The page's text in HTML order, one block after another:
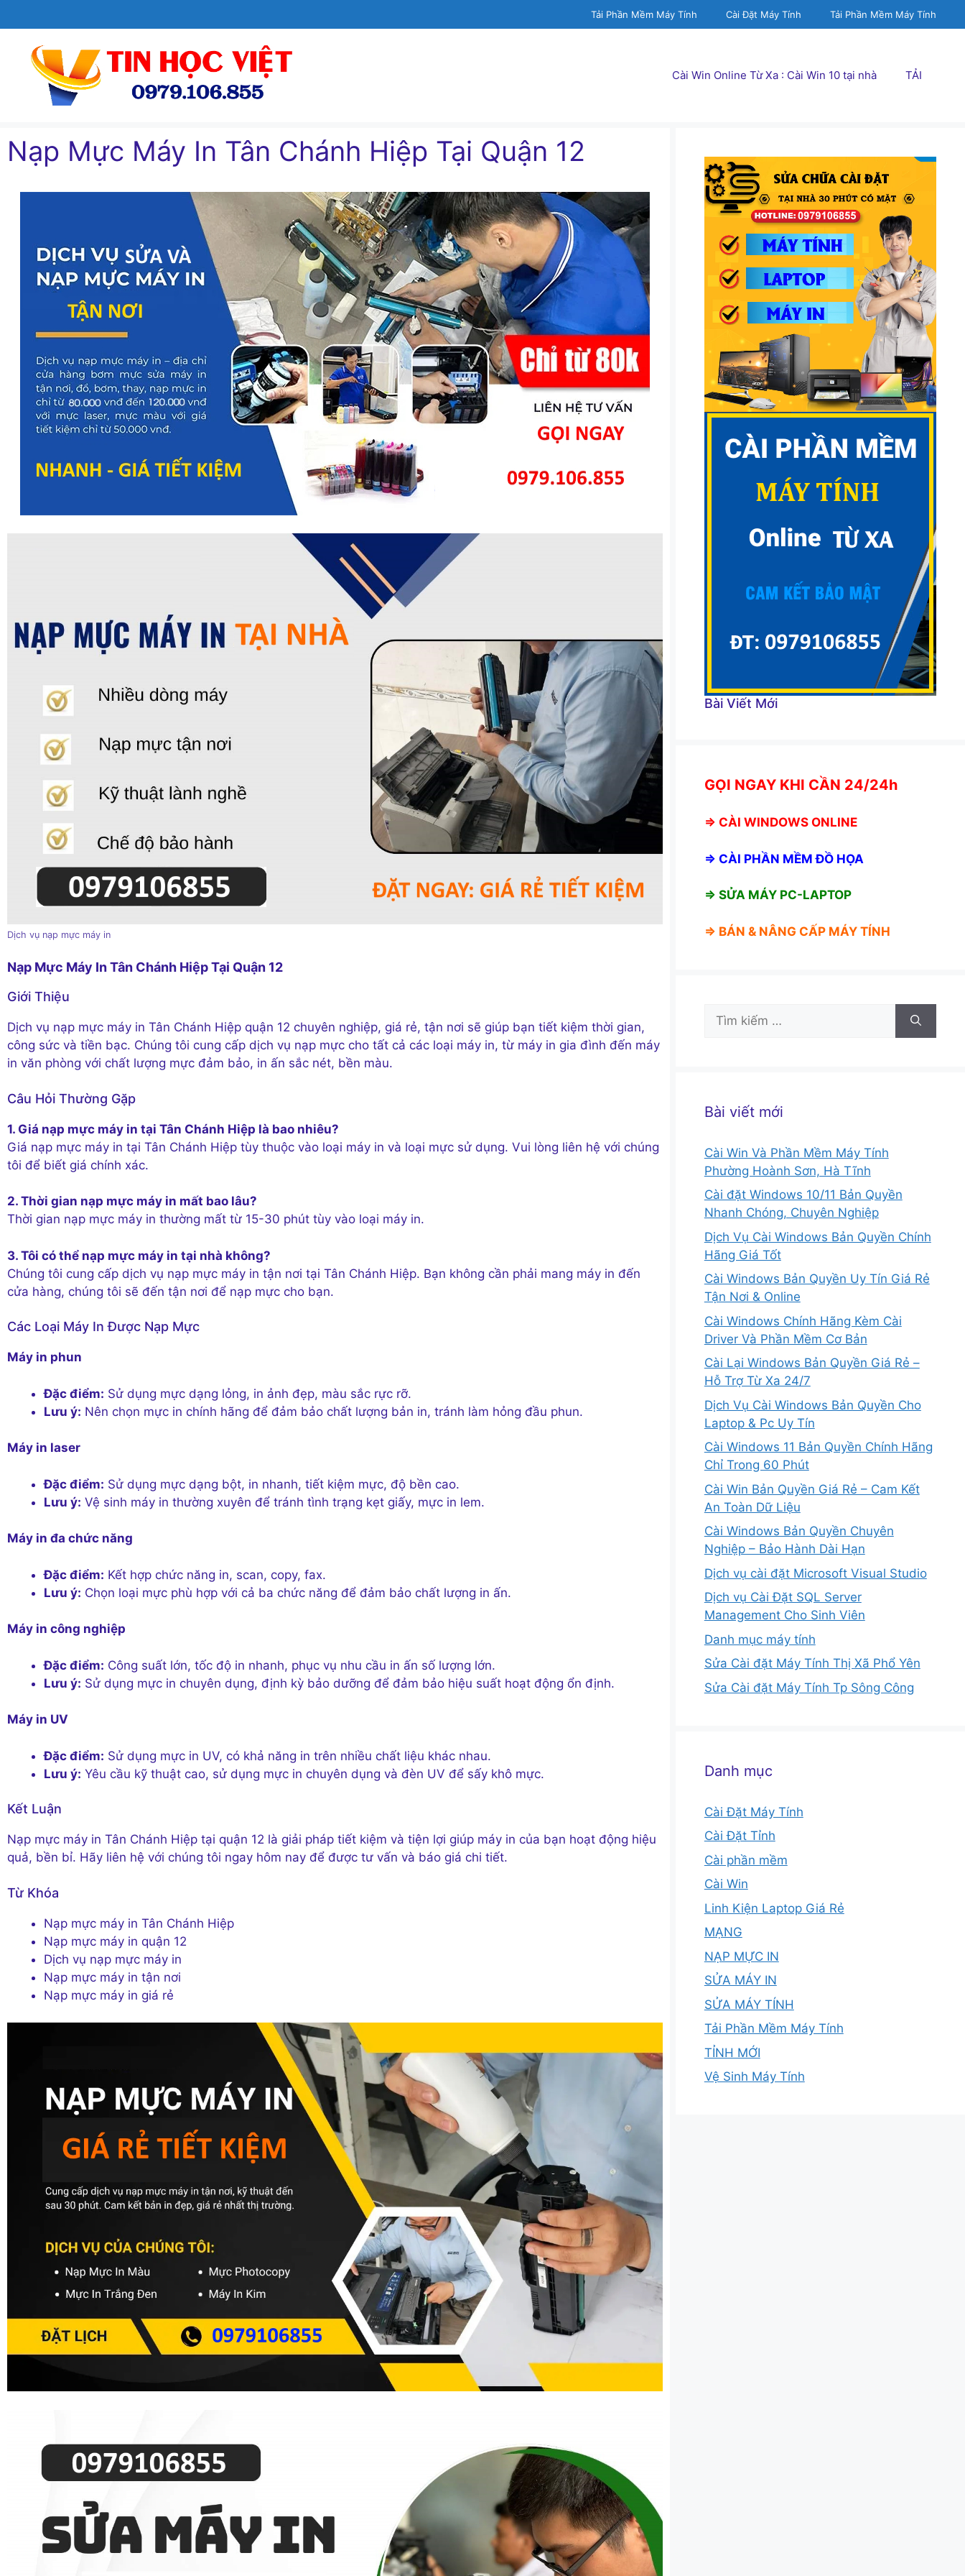
đến
Tải Phần Mềm Máy Tính Cài Đặt Máy Tính Tải Phần Mềm Máy Tính
Cài Win Online Từ Xa : Cài Win 10 tại nhà TẢI
Nạp Mực Máy In Tân Chánh Hiệp Tại Quận 12
Dịch vụ nạp mực máy in
Nạp Mực Máy In Tân Chánh Hiệp Tại Quận 12
Giới Thiệu
Dịch vụ nạp mực máy in Tân Chánh Hiệp quận 12 chuyên nghiệp, giá rẻ, tận nơi sẽ giúp bạn tiết kiệm thời gian,
công sức và tiền bạc. Chúng tôi cung cấp dịch vụ nạp mực cho tất cả các loại máy in, từ máy in gia đình đến máy
in văn phòng với chất lượng mực đảm bảo, in ấn sắc nét, bền màu.
Câu Hỏi Thường Gặp
1. Giá nạp mực máy in tại Tân Chánh Hiệp là bao nhiêu?
Giá nạp mực máy in tại Tân Chánh Hiệp tùy thuộc vào loại máy in và loại mực sử dụng. Vui lòng liên hệ với chúng
tôi để biết giá chính xác.
2. Thời gian nạp mực máy in mất bao lâu?
Thời gian nạp mực máy in thường mất từ 15-30 phút tùy vào loại máy in.
3. Tôi có thể nạp mực máy in tại nhà không?
Chúng tôi cung cấp dịch vụ nạp mực máy in tận nơi tại Tân Chánh Hiệp. Bạn không cần phải mang máy in đến
cửa hàng, chúng tôi sẽ đến tận nơi để nạp mực cho bạn.
Các Loại Máy In Được Nạp Mực
Máy in phun
Đặc điểm: Sử dụng mực dạng lỏng, in ảnh đẹp, màu sắc rực rỡ.
Lưu ý: Nên chọn mực in chính hãng để đảm bảo chất lượng bản in, tránh làm hỏng đầu phun.
Máy in laser
Đặc điểm: Sử dụng mực dạng bột, in nhanh, tiết kiệm mực, độ bền cao.
Lưu ý: Vệ sinh máy in thường xuyên để tránh tình trạng kẹt giấy, mực in lem.
Máy in đa chức năng
Đặc điểm: Kết hợp chức năng in, scan, copy, fax.
Lưu ý: Chọn loại mực phù hợp với cả ba chức năng để đảm bảo chất lượng in ấn.
Máy in công nghiệp
Đặc điểm: Công suất lớn, tốc độ in nhanh, phục vụ nhu cầu in ấn số lượng lớn.
Lưu ý: Sử dụng mực in chuyên dụng, định kỳ bảo dưỡng để đảm bảo hiệu suất hoạt động ổn định.
Máy in UV
Đặc điểm: Sử dụng mực in UV, có khả năng in trên nhiều chất liệu khác nhau.
Lưu ý: Yêu cầu kỹ thuật cao, sử dụng mực in chuyên dụng và đèn UV để sấy khô mực.
Kết Luận
Nạp mực máy in Tân Chánh Hiệp tại quận 12 là giải pháp tiết kiệm và tiện lợi giúp máy in của bạn hoạt động hiệu
quả, bền bỉ. Hãy liên hệ với chúng tôi ngay hôm nay để được tư vấn và báo giá chi tiết.
Từ Khóa
Nạp mực máy in Tân Chánh Hiệp
Nạp mực máy in quận 12
Dịch vụ nạp mực máy in
Nạp mực máy in tận nơi
Nạp mực máy in giá rẻ
Bài Viết Mới
GỌI NGAY KHI CẦN 24/24h
⇒ CÀI WINDOWS ONLINE
⇒ CÀI PHẦN MỀM ĐỒ HỌA
⇒ SỬA MÁY PC-LAPTOP
⇒ BÁN & NÂNG CẤP MÁY TÍNH
Tìm
kiếm
Bài viết mới
Cài Win Và Phần Mềm Máy Tính
Phường Hoành Sơn, Hà Tĩnh
Cài đặt Windows 10/11 Bản Quyền
Nhanh Chóng, Chuyên Nghiệp
Dịch Vụ Cài Windows Bản Quyền Chính
Hãng Giá Tốt
Cài Windows Bản Quyền Uy Tín Giá Rẻ
Tận Nơi & Online
Cài Windows Chính Hãng Kèm Cài
Driver Và Phần Mềm Cơ Bản
Cài Lại Windows Bản Quyền Giá Rẻ –
Hỗ Trợ Từ Xa 24/7
Dịch Vụ Cài Windows Bản Quyền Cho
Laptop & Pc Uy Tín
Cài Windows 11 Bản Quyền Chính Hãng
Chỉ Trong 60 Phút
Cài Win Bản Quyền Giá Rẻ – Cam Kết
An Toàn Dữ Liệu
Cài Windows Bản Quyền Chuyên
Nghiệp – Bảo Hành Dài Hạn
Dịch vụ cài đặt Microsoft Visual Studio
Dịch vụ Cài Đặt SQL Server
Management Cho Sinh Viên
Danh mục máy tính
Sửa Cài đặt Máy Tính Thị Xã Phổ Yên
Sửa Cài đặt Máy Tính Tp Sông Công
Danh mục
Cài Đặt Máy Tính
Cài Đặt Tỉnh
Cài phần mềm
Cài Win
Linh Kiện Laptop Giá Rẻ
MẠNG
NẠP MỰC IN
SỬA MÁY IN
SỬA MÁY TÍNH
Tải Phần Mềm Máy Tính
TỈNH MỚI
Vệ Sinh Máy Tính